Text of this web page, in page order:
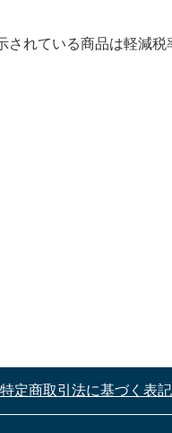
れている商品は軽減税
特定商取引法に基づく表記